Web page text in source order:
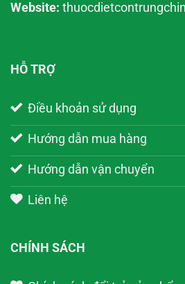
Website:
HỖ TRỢ
Điều khoản sử dụng
Hướng dẫn mua hàng
Hướng dẫn vận chuyển
Liên hệ
CHÍNH SÁCH